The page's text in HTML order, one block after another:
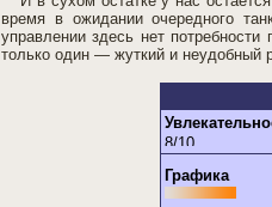
время в ожидании очередного
управлении здесь нет
только один — жуткий и неудобный
Графика